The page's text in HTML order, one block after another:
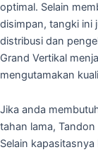
optimal. Selain
disimpan, tangki ini
distribusi dan
Grand Vertikal
mengutamakan
Jika anda
tahan lama,
Selain